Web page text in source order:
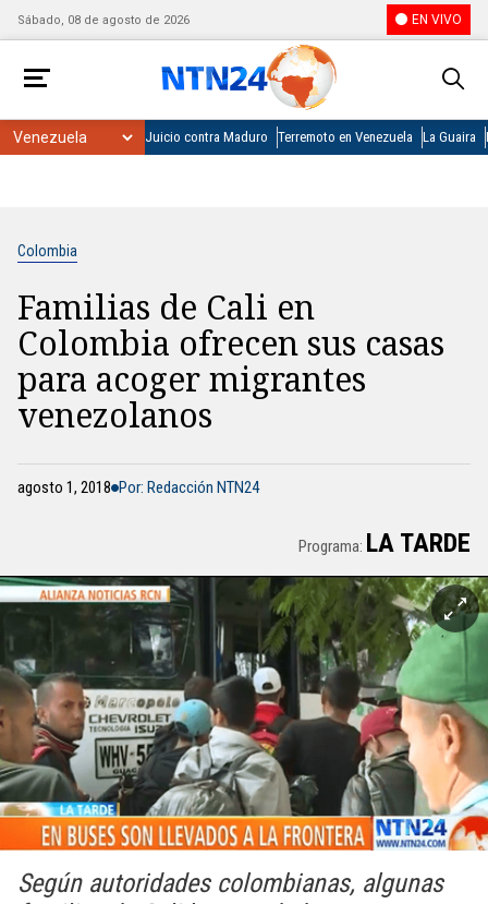
Sábado, 08 de agosto de 2026 EN VIVO
Juicio contra Maduro Terremoto en Venezuela La Guaira
Colombia
Familias de Cali en
Colombia ofrecen sus casas
para acoger migrantes
venezolanos
agosto 1, 2018 Por: Redacción NTN24
Programa: LA TARDE
Según autoridades colombianas, algunas